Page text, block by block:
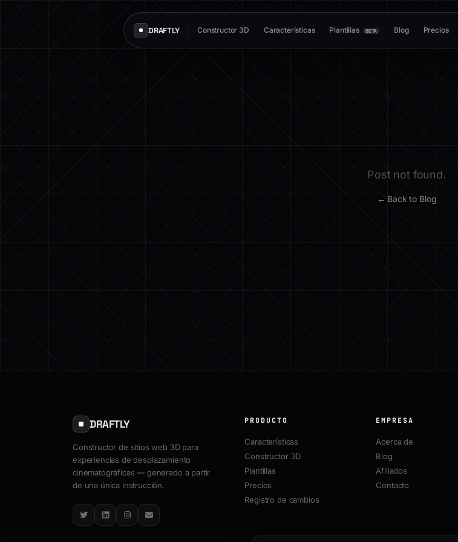
DRAFTLY Constructor 3D Características Plantillas BETA Blog Precios
Post not found.
← Back to Blog
DRAFTLY
Constructor de sitios web 3D para
experiencias de desplazamiento
cinematográficas — generado a partir
de una única instrucción.
TwitterLinkedInInstagram
Email
PRODUCTO
Características
Constructor 3D
Plantillas
Precios
Registro de cambios
EMPRESA
Acerca de
Blog
Afiliados
Contacto